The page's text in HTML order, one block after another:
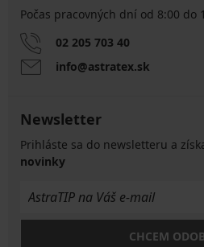
Počas pracovných dní od 8:00 do
02 205 703 40
info@astratex.sk
Newsletter
Prihláste sa do newsletteru a
novinky
CHCEM